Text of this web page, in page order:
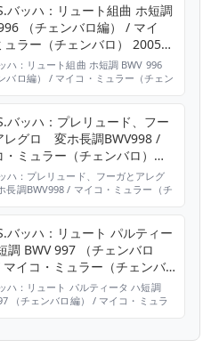
バッハ：リュート組曲 ホ短調
（チェンバロ編） / マイ
ュラー（チェンバロ） 2005年
ハ：リュート組曲 ホ短調 BWV 996
バロ編） / マイコ・ミュラー（チェン
2005 マイコ・ミュ
レイズ J.S.バ...
バッハ：プレリュード、フー
レグロ 変ホ長調BWV998 /
・ミュラー（チェンバロ）
6月
ハ：プレリュード、フーガとアレグ
調BWV998 / マイコ・ミュラー（チ
Mueller(cembalo) 2005 マイコ・ミ
プレイズ J.S.バッハ：...
バッハ：リュート パルティー
調 BWV 997 （チェンバロ
イコ・ミュラー（チェンバ
年6月
ハ：リュート パルティータ ハ短調
（チェンバロ編） / マイコ・ミュラ
/ Maiko Mueller(cembalo)